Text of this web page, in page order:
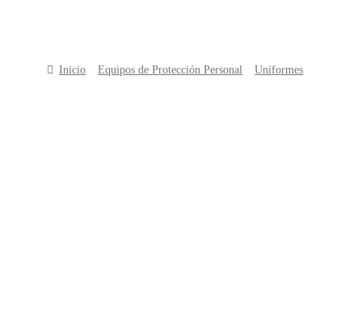
Inicio Equipos de Protección Personal
Uniformes